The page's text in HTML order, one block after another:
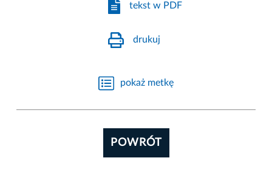
tekst w PDF
drukuj
pokaż metkę
POWRÓT